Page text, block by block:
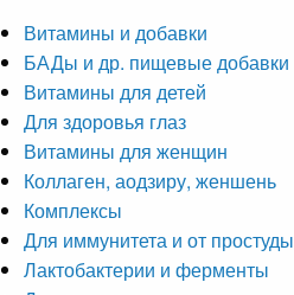
Витамины и добавки
БАДы и др. пищевые добавки
Витамины для детей
Для здоровья глаз
Витамины для женщин
Коллаген, аодзиру, женшень
Комплексы
Для иммунитета и от простуды
Лактобактерии и ферменты